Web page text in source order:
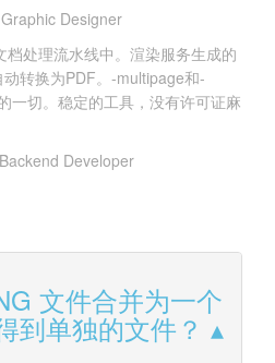
Graphic Designer
处理流水线中。渲染服务生成的
转换为PDF。-multipage和-
一切。稳定的工具，没有许可证麻
Backend Developer
文件合并为一个
到单独的文件？